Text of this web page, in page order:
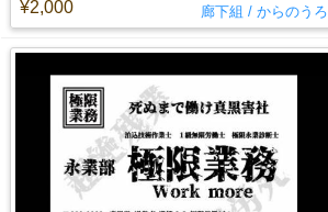
¥2,000 廊下組 / からのうろ